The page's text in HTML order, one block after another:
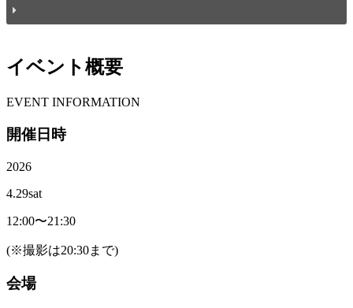
イベント概要
EVENT INFORMATION
開催日時
2026
4.29sat
12:00〜21:30
(※撮影は20:30まで)
会場